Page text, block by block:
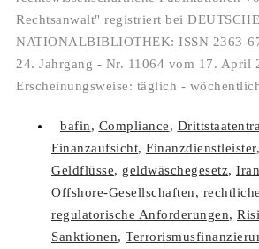
Rechtsanwalt" registriert bei DEUTSCHE
NATIONALBIBLIOTHEK: ISSN 2363-
24. Jahrgang - Nr. 11064 vom 17. April
Erscheinungsweise: täglich -
bafin, Compliance,
Finanzaufsicht, Finanzdienstleister,
Geldflüsse, geldwäschegesetz, Iran
Offshore-Gesellschaften,
regulatorische Anforderungen,
Sanktionen,